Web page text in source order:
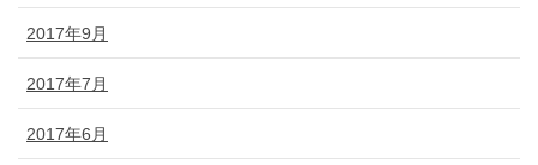
2017年9月
2017年7月
2017年6月